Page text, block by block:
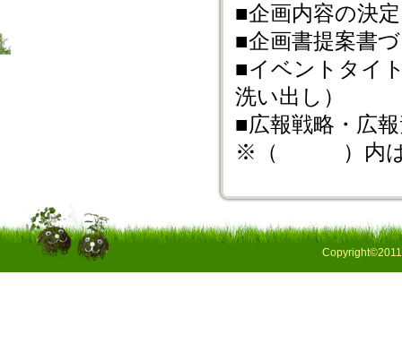
■企画内容の決
■企画書提案書
■イベントタイ
洗い出し）
■広報戦略・広
※（ ）内は